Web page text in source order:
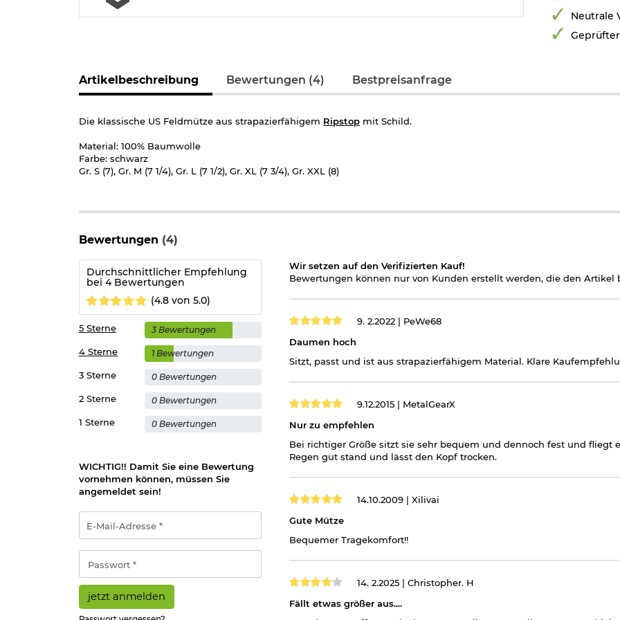
Neutrale
Artikelbeschreibung Bewertungen (4) Bestpreisanfrage
Die klassische US Feldmütze aus strapazierfähigem Ripstop mit Schild.
Material: 100% Baumwolle
Farbe: schwarz
Gr. S (7), Gr. M (7 1/4), Gr. L (7 1/2), Gr. XL (7 3/4), Gr. XXL (8)
Bewertungen (4)
Durchschnittlicher Empfehlung
bei 4 Bewertungen
(4.8 von 5.0)
1 Sterne 0 Bewertungen
2 Sterne 0 Bewertungen
3 Sterne 0 Bewertungen
4 Sterne 1 Bewertungen
5 Sterne 3 Bewertungen
WICHTIG!! Damit Sie eine Bewertung
vornehmen können, müssen Sie
angemeldet sein!
Mail-
Adresse
*
jetzt anmelden
Wir setzen auf den Verifizierten Kauf!
Bewertungen können nur von Kunden erstellt werden, die den Artikel
9. 2.2022 | PeWe68
Daumen hoch
Sitzt, passt und ist aus strapazierfähigem Material. Klare
9.12.2015 | MetalGearX
Nur zu empfehlen
Bei richtiger Größe sitzt sie sehr bequem und dennoch fest und
Regen gut stand und lässt den Kopf trocken.
14.10.2009 | Xilivai
Gute Mütze
Bequemer Tragekomfort!!
14. 2.2025 | Christopher. H
Fällt etwas größer aus....